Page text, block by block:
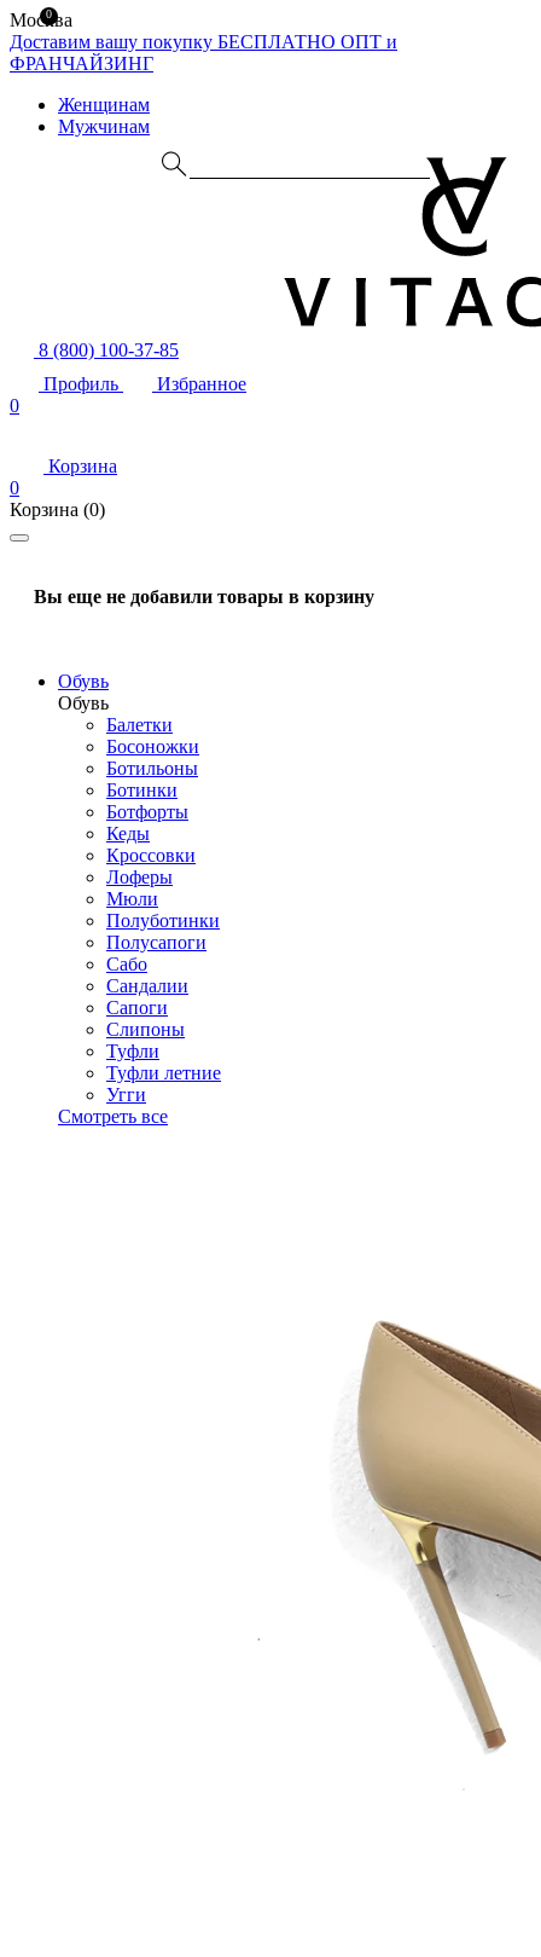
Москва
Доставим вашу покупку БЕСПЛАТНО ОПТ и
ФРАНЧАЙЗИНГ
Женщинам
Мужчинам
8 (800) 100-37-85
Профиль
Избранное
0
Корзина
0
Корзина (0)
Вы еще не добавили товары в корзину
Обувь
Обувь
Балетки
Босоножки
Ботильоны
Ботинки
Ботфорты
Кеды
Кроссовки
Лоферы
Мюли
Полуботинки
Полусапоги
Сабо
Сандалии
Сапоги
Слипоны
Туфли
Туфли летние
Угги
Смотреть все
0